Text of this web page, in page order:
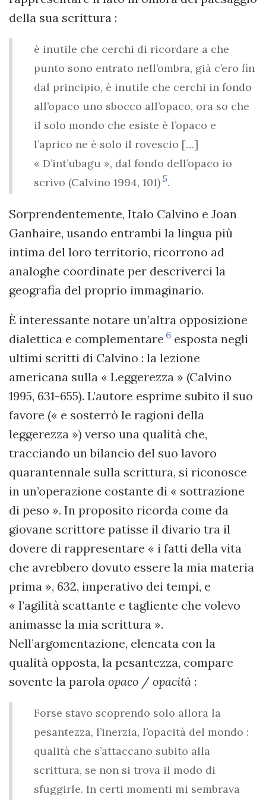
della sua scrittura :
è inutile che cerchi di ricordare a che
punto sono entrato nell’ombra, già c’ero fin
dal principio, è inutile che cerchi in fondo
all’opaco uno sbocco all’opaco, ora so che
il solo mondo che esiste è l’opaco e
l’aprico ne è solo il rovescio […]
« D’int’ubagu », dal fondo dell’opaco io
scrivo (Calvino 1994, 101) 5.
Sorprendentemente, Italo Calvino e Joan
Ganhaire, usando entrambi la lingua più
intima del loro territorio, ricorrono ad
analoghe coordinate per descriverci la
geografia del proprio immaginario.
È interessante notare un’altra opposizione
dialettica e complementare 6 esposta negli
ultimi scritti di Calvino : la lezione
americana sulla « Leggerezza » (Calvino
1995, 631-655). L’autore esprime subito il suo
favore (« e sosterrò le ragioni della
leggerezza ») verso una qualità che,
tracciando un bilancio del suo lavoro
quarantennale sulla scrittura, si riconosce
in un’operazione costante di « sottrazione
di peso ». In proposito ricorda come da
giovane scrittore patisse il divario tra il
dovere di rappresentare « i fatti della vita
che avrebbero dovuto essere la mia materia
prima », 632, imperativo dei tempi, e
« l’agilità scattante e tagliente che volevo
animasse la mia scrittura ».
Nell’argomentazione, elencata con la
qualità opposta, la pesantezza, compare
sovente la parola opaco / opacità :
Forse stavo scoprendo solo allora la
pesantezza, l’inerzia, l’opacità del mondo :
qualità che s’attaccano subito alla
scrittura, se non si trova il modo di
sfuggirle. In certi momenti mi sembrava